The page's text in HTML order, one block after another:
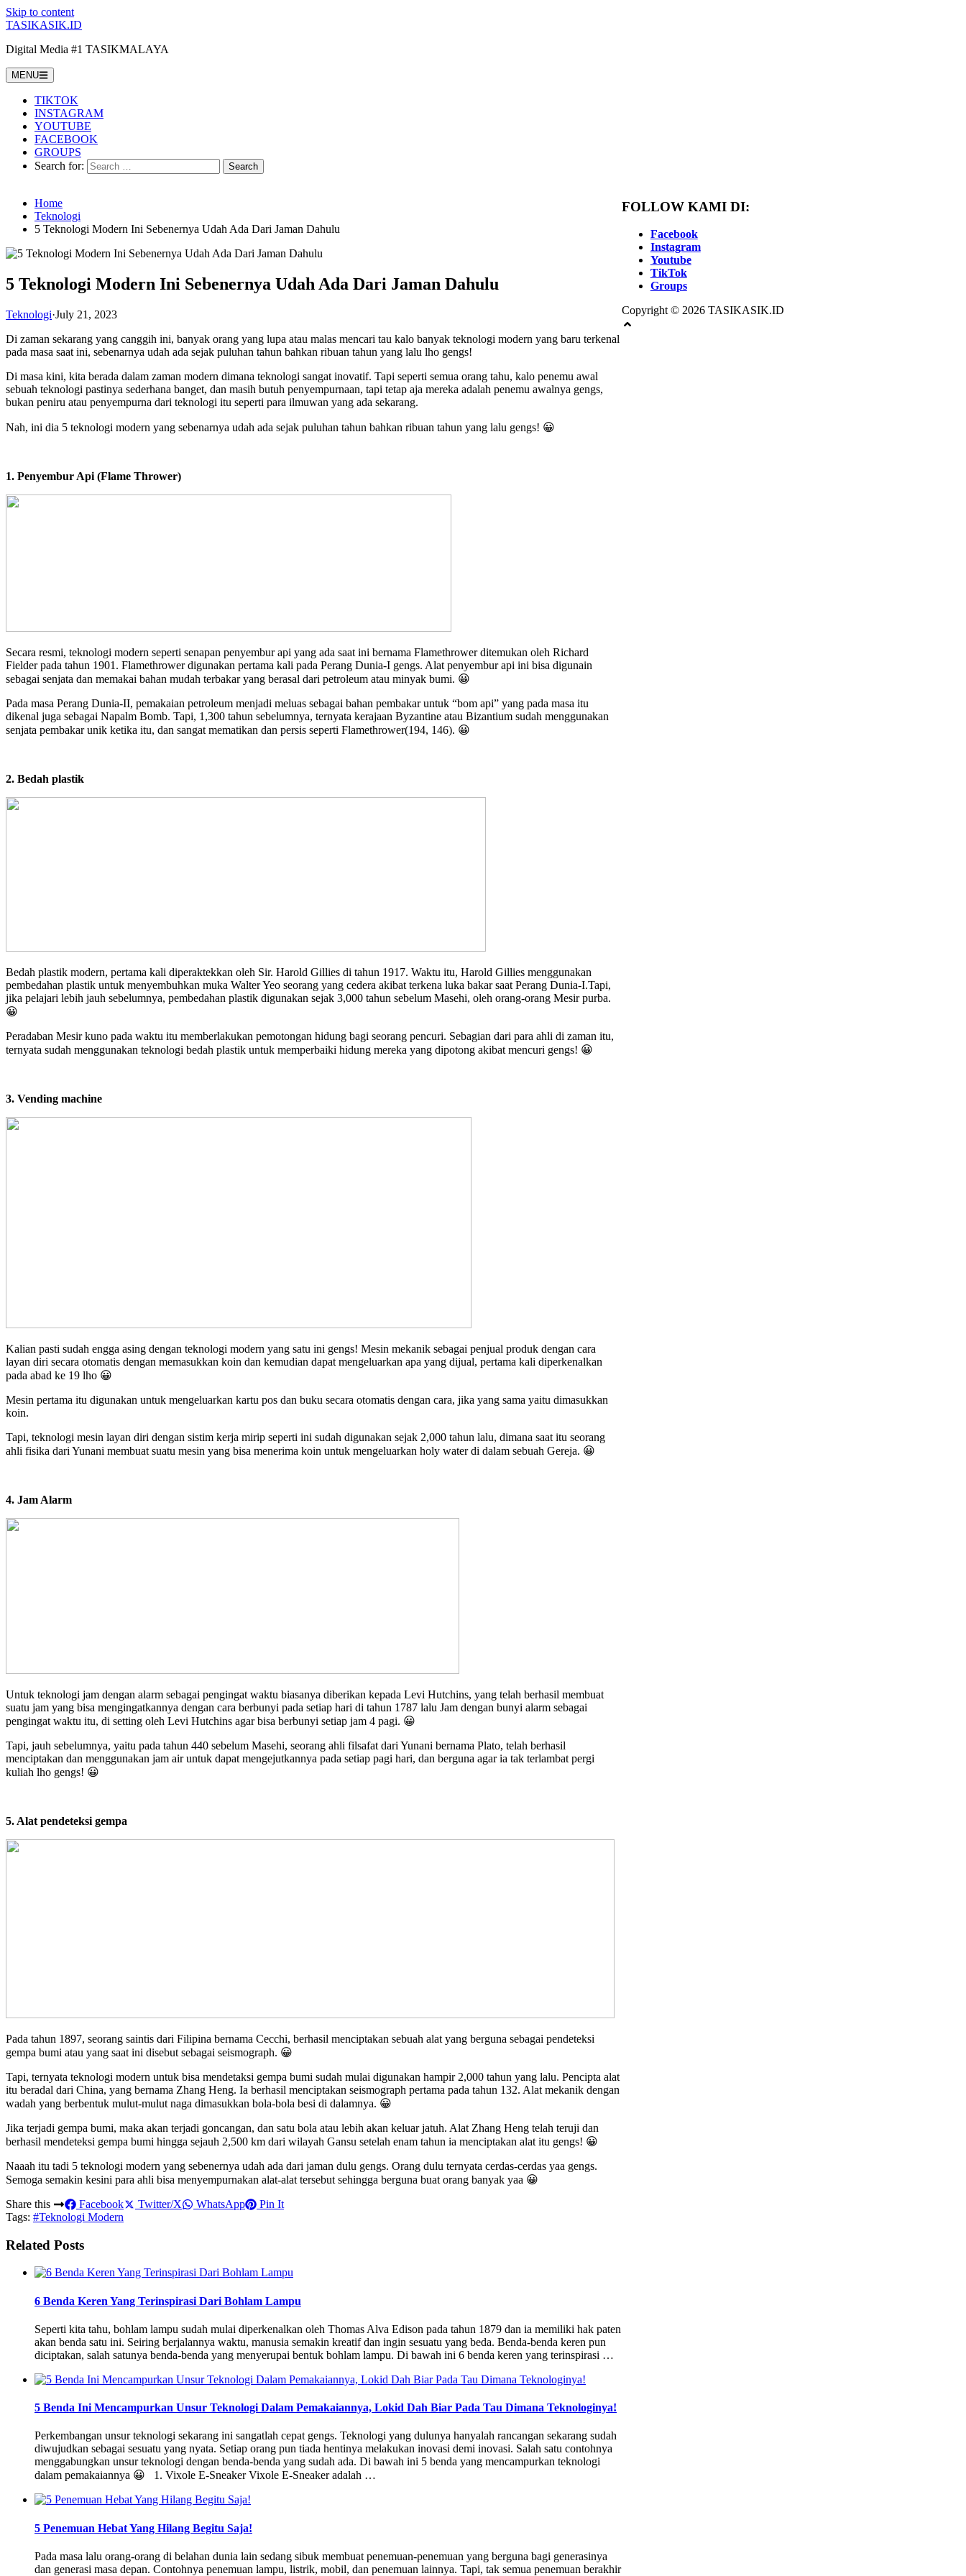
Skip to content
TASIKASIK.ID
Digital Media #1 TASIKMALAYA
MENU
TIKTOK
INSTAGRAM
YOUTUBE
FACEBOOK
GROUPS
Search for:
Home
Teknologi
5 Teknologi Modern Ini Sebenernya Udah Ada Dari Jaman Dahulu
5 Teknologi Modern Ini Sebenernya Udah Ada Dari Jaman Dahulu
Teknologi·July 21, 2023
Di zaman sekarang yang canggih ini, banyak orang yang lupa atau malas mencari tau kalo banyak teknologi modern yang baru terkenal
pada masa saat ini, sebenarnya udah ada sejak puluhan tahun bahkan ribuan tahun yang lalu lho gengs!
Di masa kini, kita berada dalam zaman modern dimana teknologi sangat inovatif. Tapi seperti semua orang tahu, kalo penemu awal
sebuah teknologi pastinya sederhana banget, dan masih butuh penyempurnaan, tapi tetap aja mereka adalah penemu awalnya gengs,
bukan peniru atau penyempurna dari teknologi itu seperti para ilmuwan yang ada sekarang.
Nah, ini dia 5 teknologi modern yang sebenarnya udah ada sejak puluhan tahun bahkan ribuan tahun yang lalu gengs! 😀
1. Penyembur Api (Flame Thrower)
Secara resmi, teknologi modern seperti senapan penyembur api yang ada saat ini bernama Flamethrower ditemukan oleh Richard
Fielder pada tahun 1901. Flamethrower digunakan pertama kali pada Perang Dunia-I gengs. Alat penyembur api ini bisa digunain
sebagai senjata dan memakai bahan mudah terbakar yang berasal dari petroleum atau minyak bumi. 😀
Pada masa Perang Dunia-II, pemakaian petroleum menjadi meluas sebagai bahan pembakar untuk “bom api” yang pada masa itu
dikenal juga sebagai Napalm Bomb. Tapi, 1,300 tahun sebelumnya, ternyata kerajaan Byzantine atau Bizantium sudah menggunakan
senjata pembakar unik ketika itu, dan sangat mematikan dan persis seperti Flamethrower(194, 146). 😀
2. Bedah plastik
Bedah plastik modern, pertama kali diperaktekkan oleh Sir. Harold Gillies di tahun 1917. Waktu itu, Harold Gillies menggunakan
pembedahan plastik untuk menyembuhkan muka Walter Yeo seorang yang cedera akibat terkena luka bakar saat Perang Dunia-I.Tapi,
jika pelajari lebih jauh sebelumnya, pembedahan plastik digunakan sejak 3,000 tahun sebelum Masehi, oleh orang-orang Mesir purba.
😀
Peradaban Mesir kuno pada waktu itu memberlakukan pemotongan hidung bagi seorang pencuri. Sebagian dari para ahli di zaman itu,
ternyata sudah menggunakan teknologi bedah plastik untuk memperbaiki hidung mereka yang dipotong akibat mencuri gengs! 😀
3. Vending machine
Kalian pasti sudah engga asing dengan teknologi modern yang satu ini gengs! Mesin mekanik sebagai penjual produk dengan cara
layan diri secara otomatis dengan memasukkan koin dan kemudian dapat mengeluarkan apa yang dijual, pertama kali diperkenalkan
pada abad ke 19 lho 😀
Mesin pertama itu digunakan untuk mengeluarkan kartu pos dan buku secara otomatis dengan cara, jika yang sama yaitu dimasukkan
koin.
Tapi, teknologi mesin layan diri dengan sistim kerja mirip seperti ini sudah digunakan sejak 2,000 tahun lalu, dimana saat itu seorang
ahli fisika dari Yunani membuat suatu mesin yang bisa menerima koin untuk mengeluarkan holy water di dalam sebuah Gereja. 😀
4. Jam Alarm
Untuk teknologi jam dengan alarm sebagai pengingat waktu biasanya diberikan kepada Levi Hutchins, yang telah berhasil membuat
suatu jam yang bisa mengingatkannya dengan cara berbunyi pada setiap hari di tahun 1787 lalu Jam dengan bunyi alarm sebagai
pengingat waktu itu, di setting oleh Levi Hutchins agar bisa berbunyi setiap jam 4 pagi. 😀
Tapi, jauh sebelumnya, yaitu pada tahun 440 sebelum Masehi, seorang ahli filsafat dari Yunani bernama Plato, telah berhasil
menciptakan dan menggunakan jam air untuk dapat mengejutkannya pada setiap pagi hari, dan berguna agar ia tak terlambat pergi
kuliah lho gengs! 😀
5. Alat pendeteksi gempa
Pada tahun 1897, seorang saintis dari Filipina bernama Cecchi, berhasil menciptakan sebuah alat yang berguna sebagai pendeteksi
gempa bumi atau yang saat ini disebut sebagai seismograph. 😀
Tapi, ternyata teknologi modern untuk bisa mendetaksi gempa bumi sudah mulai digunakan hampir 2,000 tahun yang lalu. Pencipta alat
itu beradal dari China, yang bernama Zhang Heng. Ia berhasil menciptakan seismograph pertama pada tahun 132. Alat mekanik dengan
wadah yang berbentuk mulut-mulut naga dimasukkan bola-bola besi di dalamnya. 😀
Jika terjadi gempa bumi, maka akan terjadi goncangan, dan satu bola atau lebih akan keluar jatuh. Alat Zhang Heng telah teruji dan
berhasil mendeteksi gempa bumi hingga sejauh 2,500 km dari wilayah Gansu setelah enam tahun ia menciptakan alat itu gengs! 😀
Naaah itu tadi 5 teknologi modern yang sebenernya udah ada dari jaman dulu gengs. Orang dulu ternyata cerdas-cerdas yaa gengs.
Semoga semakin kesini para ahli bisa menyempurnakan alat-alat tersebut sehingga berguna buat orang banyak yaa 😀
Share this
Facebook Twitter/X WhatsApp
Pin It
Tags: #Teknologi Modern
Related Posts
6 Benda Keren Yang Terinspirasi Dari Bohlam Lampu
Seperti kita tahu, bohlam lampu sudah mulai diperkenalkan oleh Thomas Alva Edison pada tahun 1879 dan ia memiliki hak paten
akan benda satu ini. Seiring berjalannya waktu, manusia semakin kreatif dan ingin sesuatu yang beda. Benda-benda keren pun
diciptakan, salah satunya benda-benda yang menyerupai bentuk bohlam lampu. Di bawah ini 6 benda keren yang terinspirasi …
5 Benda Ini Mencampurkan Unsur Teknologi Dalam Pemakaiannya, Lokid Dah Biar Pada Tau Dimana Teknologinya!
Perkembangan unsur teknologi sekarang ini sangatlah cepat gengs. Teknologi yang dulunya hanyalah rancangan sekarang sudah
diwujudkan sebagai sesuatu yang nyata. Setiap orang pun tiada hentinya melakukan inovasi demi inovasi. Salah satu contohnya
menggabungkan unsur teknologi dengan benda-benda yang sudah ada. Di bawah ini 5 benda yang mencampurkan teknologi
dalam pemakaiannya 😀 1. Vixole E-Sneaker Vixole E-Sneaker adalah …
5 Penemuan Hebat Yang Hilang Begitu Saja!
Pada masa lalu orang-orang di belahan dunia lain sedang sibuk membuat penemuan-penemuan yang berguna bagi generasinya
dan generasi masa depan. Contohnya penemuan lampu, listrik, mobil, dan penemuan lainnya. Tapi, tak semua penemuan berakhir
FOLLOW KAMI DI:
Facebook
Instagram
Youtube
TikTok
Groups
Copyright © 2026 TASIKASIK.ID